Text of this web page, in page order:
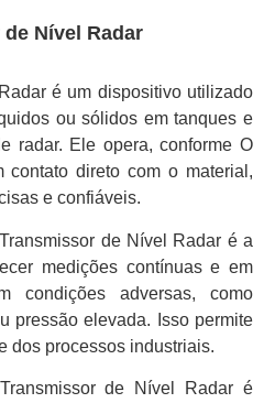
Nível Radar
é um dispositivo utilizado
ou sólidos em tanques e
radar. Ele opera, conforme O
contato direto com o material,
e confiáveis.
de Nível Radar é a
medições contínuas e em
condições adversas, como
pressão elevada. Isso permite
dos processos industriais.
de Nível Radar é